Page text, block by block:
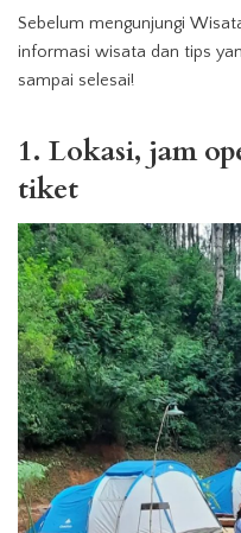
Sebelum mengunjungi
informasi wisata dan tips
sampai selesai!
1. Lokasi, jam
tiket